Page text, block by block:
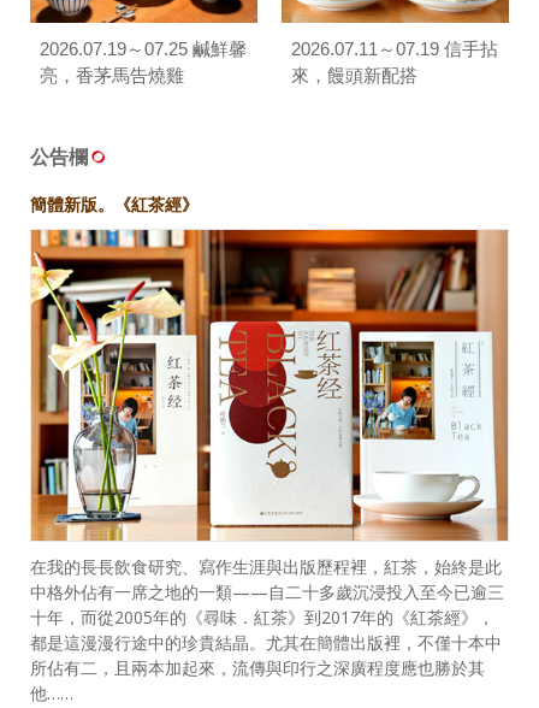
2026.07.19～07.25 鹹鮮馨
亮，香茅馬告燒雞
2026.07.11～07.19 信手拈
來，饅頭新配搭
公告欄
簡體新版。《紅茶經》
在我的長長飲食研究、寫作生涯與出版歷程裡，紅茶，始終是此
中格外佔有一席之地的一類——自二十多歲沉浸投入至今已逾三
十年，而從2005年的《尋味．紅茶》到2017年的《紅茶經》，
都是這漫漫行途中的珍貴結晶。尤其在簡體出版裡，不僅十本中
所佔有二，且兩本加起來，流傳與印行之深廣程度應也勝於其
他……